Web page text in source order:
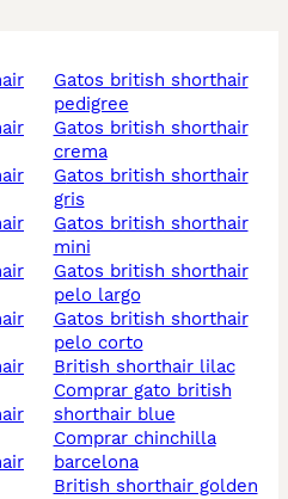
gatos british shorthair
pedigree
gatos british shorthair
crema
gatos british shorthair
gris
gatos british shorthair
mini
gatos british shorthair
pelo largo
gatos british shorthair
pelo corto
british shorthair lilac
comprar gato british
shorthair blue
comprar chinchilla
barcelona
british shorthair golden